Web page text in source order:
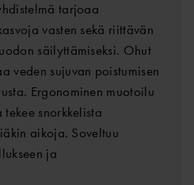
tarjoaa
vasten sekä riittävän
säilyttämiseksi. Ohut
veden sujuvan poistumisen
Ergonominen muotoilu
snorkkelista
aikoja. Soveltuu
ja